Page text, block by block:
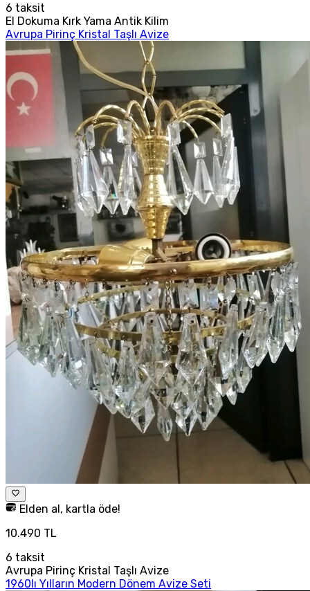
6 taksit
El Dokuma Kırk Yama Antik Kilim
Avrupa Pirinç Kristal Taşlı Avize
Elden al, kartla öde!
10.490 TL
6 taksit
Avrupa Pirinç Kristal Taşlı Avize
1960lı Yılların Modern Dönem Avize Seti